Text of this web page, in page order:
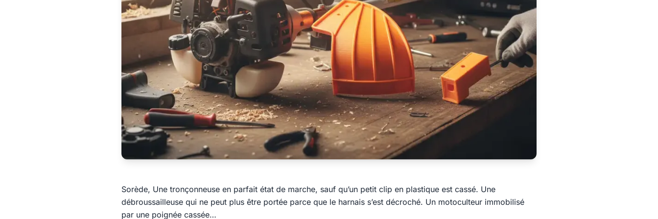
Sorède, Une tronçonneuse en parfait état de marche, sauf qu’un petit clip en plastique est cassé. Une
débroussailleuse qui ne peut plus être portée parce que le harnais s’est décroché. Un motoculteur immobilisé
par une poignée cassée…